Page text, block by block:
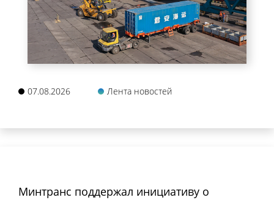
07.08.2026 Лента новостей
Минтранс поддержал инициативу о